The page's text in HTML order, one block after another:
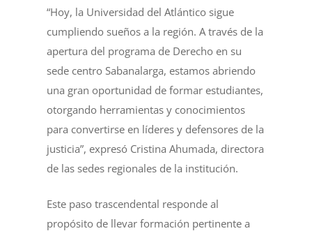
“Hoy, la Universidad del Atlántico sigue
cumpliendo sueños a la región. A través de la
apertura del programa de Derecho en su
sede centro Sabanalarga, estamos abriendo
una gran oportunidad de formar estudiantes,
otorgando herramientas y conocimientos
para convertirse en líderes y defensores de la
justicia”, expresó Cristina Ahumada, directora
de las sedes regionales de la institución.
Este paso trascendental responde al
propósito de llevar formación pertinente a